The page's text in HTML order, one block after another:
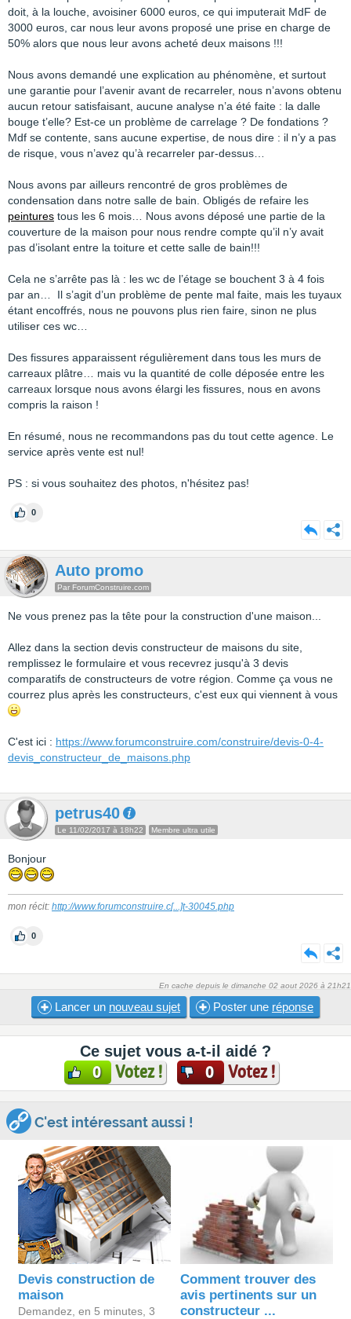
doit, à la louche, avoisiner 6000 euros, ce qui imputerait MdF de
3000 euros, car nous leur avons proposé une prise en charge de
50% alors que nous leur avons acheté deux maisons !!!
Nous avons demandé une explication au phénomène, et surtout
une garantie pour l’avenir avant de recarreler, nous n’avons obtenu
aucun retour satisfaisant, aucune analyse n’a été faite : la dalle
bouge t’elle? Est-ce un problème de carrelage ? De fondations ?
Mdf se contente, sans aucune expertise, de nous dire : il n’y a pas
de risque, vous n’avez qu’à recarreler par-dessus…
Nous avons par ailleurs rencontré de gros problèmes de
condensation dans notre salle de bain. Obligés de refaire les
peintures tous les 6 mois… Nous avons déposé une partie de la
couverture de la maison pour nous rendre compte qu’il n’y avait
pas d’isolant entre la toiture et cette salle de bain!!!
Cela ne s’arrête pas là : les wc de l’étage se bouchent 3 à 4 fois
par an… Il s’agit d’un problème de pente mal faite, mais les tuyaux
étant encoffrés, nous ne pouvons plus rien faire, sinon ne plus
utiliser ces wc…
Des fissures apparaissent régulièrement dans tous les murs de
carreaux plâtre… mais vu la quantité de colle déposée entre les
carreaux lorsque nous avons élargi les fissures, nous en avons
compris la raison !
En résumé, nous ne recommandons pas du tout cette agence. Le
service après vente est nul!
PS : si vous souhaitez des photos, n'hésitez pas!
0
Auto promo
Par ForumConstruire.com
Ne vous prenez pas la tête pour la construction d'une maison...
Allez dans la section devis constructeur de maisons du site,
remplissez le formulaire et vous recevrez jusqu'à 3 devis
comparatifs de constructeurs de votre région. Comme ça vous ne
courrez plus après les constructeurs, c'est eux qui viennent à vous
C'est ici : https://www.forumconstruire.com/construire/devis-0-4-
devis_constructeur_de_maisons.php
petrus40
Le 11/02/2017 à 18h22 Membre ultra utile
Bonjour
mon récit: http://www.forumconstruire.c[...]t-30045.php
0
En cache depuis le dimanche 02 aout 2026 à 21h21
Lancer un nouveau sujet Poster une réponse
Ce sujet vous a-t-il aidé ?
0 Votez ! 0 Votez !
C'est intéressant aussi !
Devis construction de
maison
Demandez, en 5 minutes, 3
Comment trouver des
avis pertinents sur un
constructeur ...